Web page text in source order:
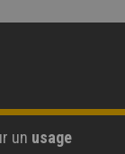
un usage